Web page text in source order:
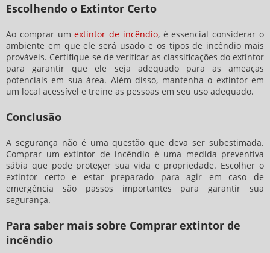
Escolhendo o Extintor Certo
Ao comprar umextintor de incêndio, é essencial considerar o
ambiente em que ele será usado e os tipos de incêndio mais
prováveis. Certifique-se de verificar as classificações do extintor
para garantir que ele seja adequado para as ameaças
potenciais em sua área. Além disso, mantenha o extintor em
um local acessível e treine as pessoas em seu uso adequado.
Conclusão
A segurança não é uma questão que deva ser subestimada.
Comprar um extintor de incêndio é uma medida preventiva
sábia que pode proteger sua vida e propriedade. Escolher o
extintor certo e estar preparado para agir em caso de
emergência são passos importantes para garantir sua
segurança.
Para saber mais sobre Comprar extintor de
incêndio